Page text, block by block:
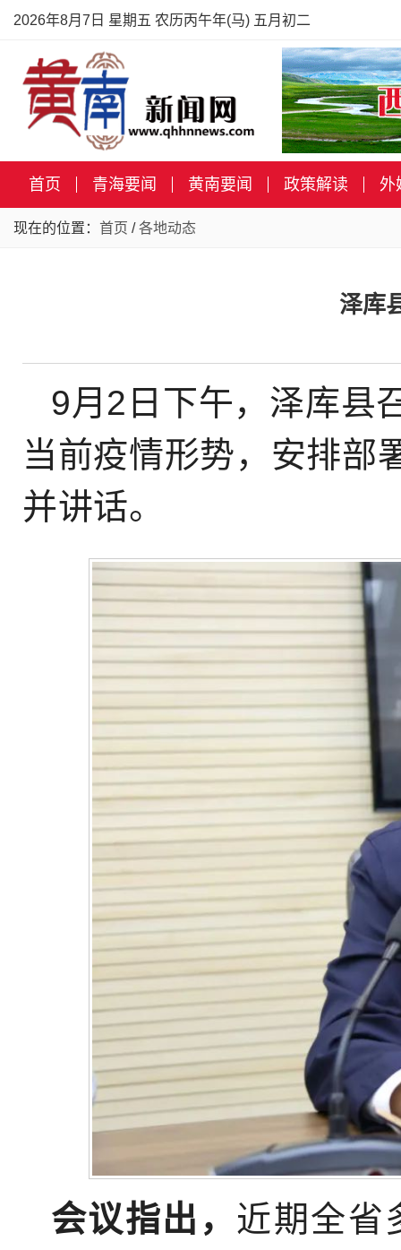
2026年8月7日 星期五 农历丙午年(马) 五月初二
首页 青海要闻 黄南要闻 政策解读 外
现在的位置： 首页 /各地动态
泽库
9月2日下午，泽库县
当前疫情形势，安排部
并讲话。
会议指出， 近期全省